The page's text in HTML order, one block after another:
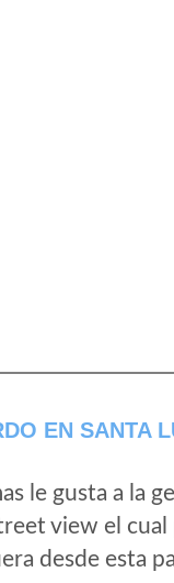
EN SANTA
le gusta a la
view el cual
desde esta